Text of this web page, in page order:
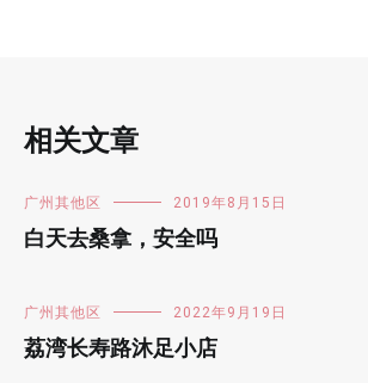
相关文章
广州其他区 2019年8月15日
白天去桑拿，安全吗
广州其他区 2022年9月19日
荔湾长寿路沐足小店